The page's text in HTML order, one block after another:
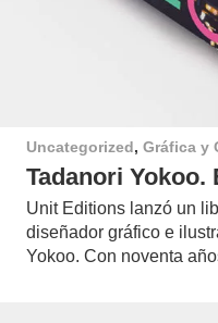
Uncategorized, Gráfica y
Tadanori
Unit Editions lanzó un
diseñador gráfico e
Yokoo. Con noventa